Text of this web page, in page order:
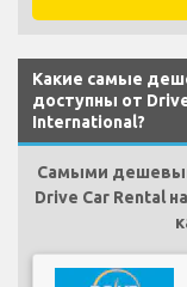
Какие самые
доступны от
International?
Самыми
Drive Car Rental